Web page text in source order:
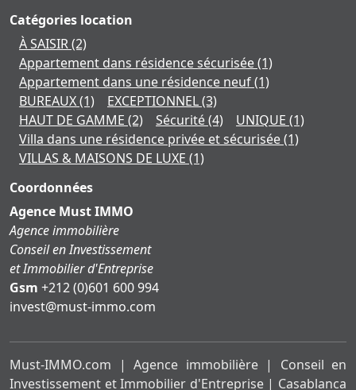
Catégories location
À SAISIR(2)
Appartement dans résidence sécurisée(1)
Appartement dans une résidence neuf(1)
BUREAUX(1) EXCEPTIONNEL(3)
HAUT DE GAMME (2) Sécurité(4) UNIQUE (1)
Villa dans une résidence privée et sécurisée(1)
VILLAS & MAISONS DE LUXE (1)
Coordonnées
Agence Must IMMO
Agence immobilière
Conseil en Investissement
et Immobilier d'Entreprise
Gsm +212 (0)601 600 994
moc.ommi-tsum@tsevni
Must-IMMO.com | Agence immobilière | Conseil en
Investissement et Immobilier d'Entreprise | Casablanca